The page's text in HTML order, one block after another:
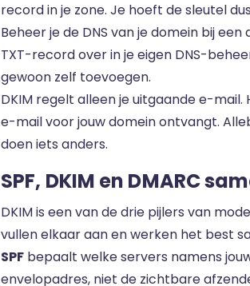
record in je zone. Je hoeft de sleutel
Beheer je de DNS van je domein bij
TXT-record over in je eigen DNS-
gewoon zelf toevoegen.
DKIM regelt alleen je uitgaande e-mail.
e-mail voor jouw domein ontvangt.
doen iets anders.
SPF, DKIM en DMARC
DKIM is een van de drie pijlers van
vullen elkaar aan en werken het best
SPF bepaalt welke servers namens
envelopadres, niet de zichtbare